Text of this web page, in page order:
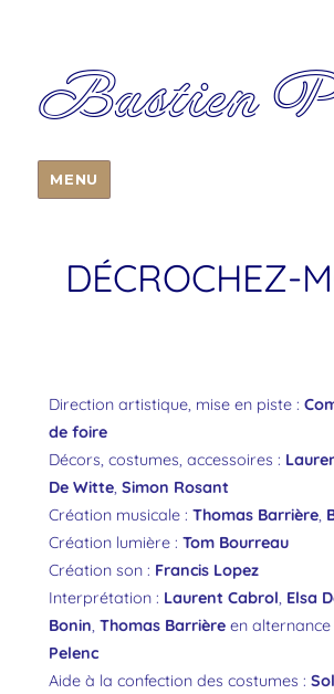
Bastien
MENU
DÉCROCHEZ-
Direction artistique, mise en piste :
de foire
Décors, costumes, accessoires :
De Witte,Simon Rosant
Création musicale :Thomas Barrière,
Création lumière :Tom Bourreau
Création son : Francis Lopez
Interprétation : Laurent Cabrol, Elsa
Bonin,Thomas Barrière en
Pelenc
Aide à la confection des costumes :